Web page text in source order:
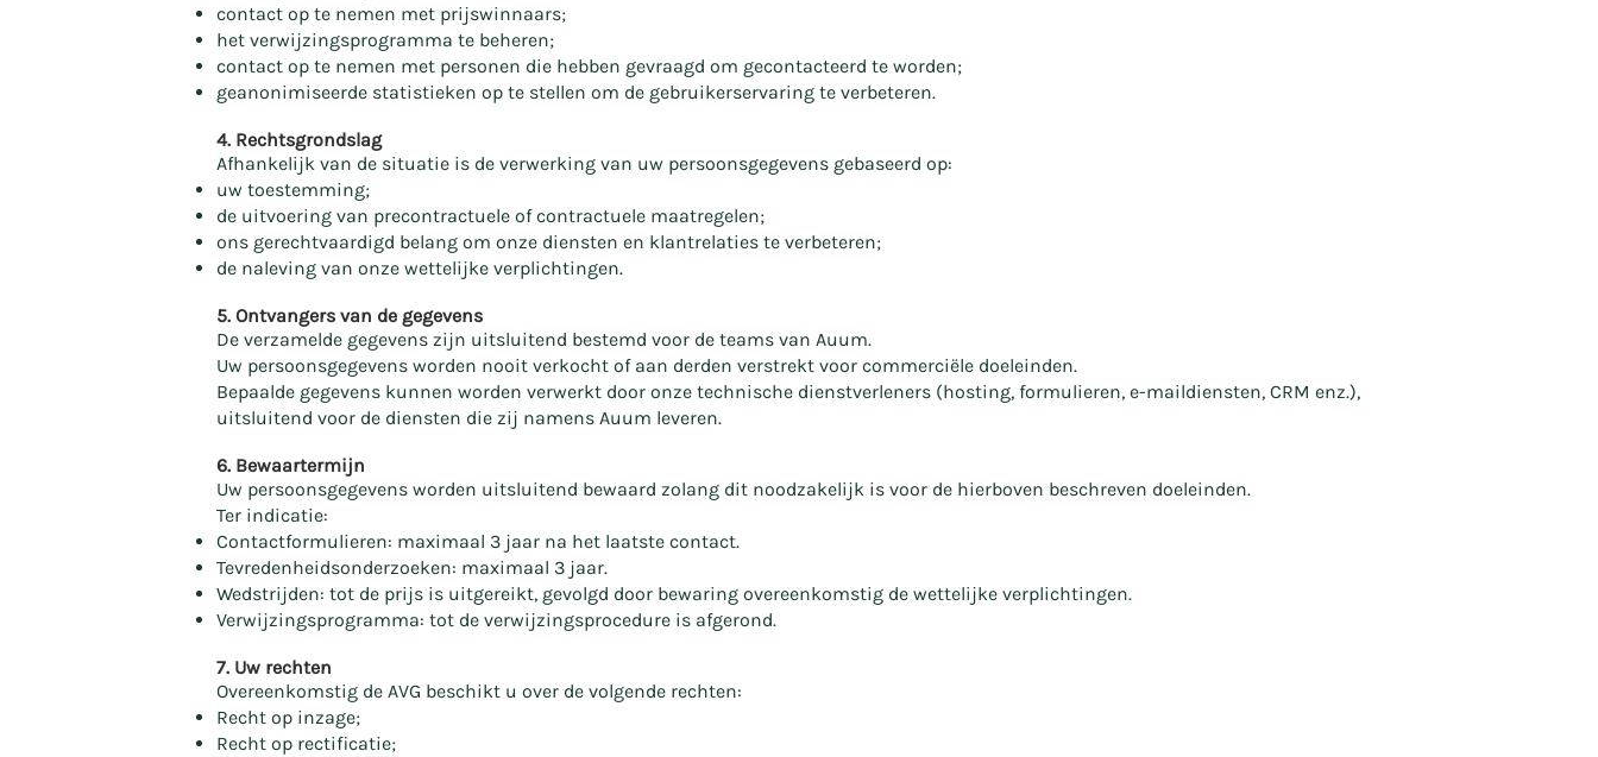
contact op te nemen met prijswinnaars;
het verwijzingsprogramma te beheren;
contact op te nemen met personen die hebben gevraagd om gecontacteerd te worden;
geanonimiseerde statistieken op te stellen om de gebruikerservaring te verbeteren.
4. Rechtsgrondslag
Afhankelijk van de situatie is de verwerking van uw persoonsgegevens gebaseerd op:
uw toestemming;
de uitvoering van precontractuele of contractuele maatregelen;
ons gerechtvaardigd belang om onze diensten en klantrelaties te verbeteren;
de naleving van onze wettelijke verplichtingen.
5. Ontvangers van de gegevens
De verzamelde gegevens zijn uitsluitend bestemd voor de teams van Auum.
Uw persoonsgegevens worden nooit verkocht of aan derden verstrekt voor commerciële doeleinden.
Bepaalde gegevens kunnen worden verwerkt door onze technische dienstverleners (hosting, formulieren, e-maildiensten, CRM enz.),
uitsluitend voor de diensten die zij namens Auum leveren.
6. Bewaartermijn
Uw persoonsgegevens worden uitsluitend bewaard zolang dit noodzakelijk is voor de hierboven beschreven doeleinden.
Ter indicatie:
Contactformulieren: maximaal 3 jaar na het laatste contact.
Tevredenheidsonderzoeken: maximaal 3 jaar.
Wedstrijden: tot de prijs is uitgereikt, gevolgd door bewaring overeenkomstig de wettelijke verplichtingen.
Verwijzingsprogramma: tot de verwijzingsprocedure is afgerond.
7. Uw rechten
Overeenkomstig de AVG beschikt u over de volgende rechten:
Recht op inzage;
Recht op rectificatie;